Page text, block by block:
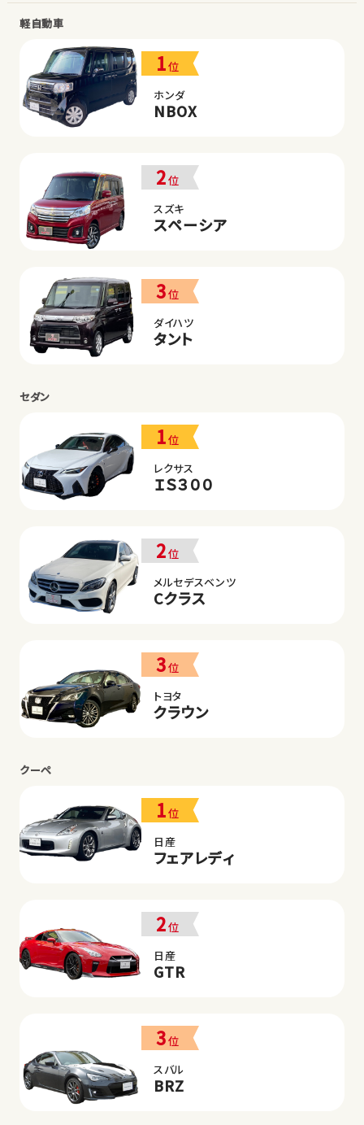
軽自動車
1位
ホンダ
NBOX
2位
スズキ
スペーシア
3位
ダイハツ
タント
セダン
1位
レクサス
ＩＳ３００
2位
メルセデスベンツ
Cクラス
3位
トヨタ
クラウン
クーペ
1位
日産
フェアレディ
2位
日産
GTR
3位
スバル
BRZ